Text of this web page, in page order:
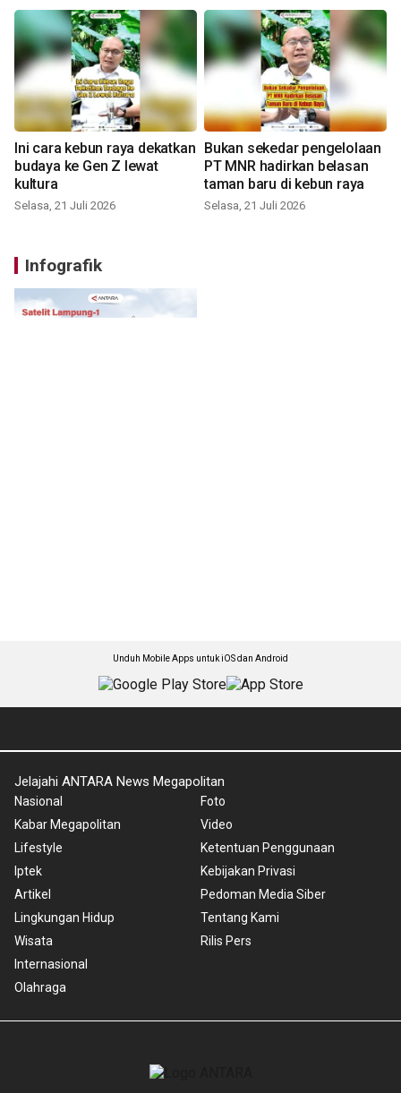
Ini cara kebun raya dekatkan
budaya ke Gen Z lewat
kultura
Selasa, 21 Juli 2026
Bukan sekedar pengelolaan
PT MNR hadirkan belasan
taman baru di kebun raya
Selasa, 21 Juli 2026
Infografik
Unduh Mobile Apps untuk iOS dan Android
Jelajahi ANTARA News Megapolitan
Nasional
Kabar Megapolitan
Lifestyle
Iptek
Artikel
Lingkungan Hidup
Wisata
Internasional
Olahraga
Foto
Video
Ketentuan Penggunaan
Kebijakan Privasi
Pedoman Media Siber
Tentang Kami
Rilis Pers